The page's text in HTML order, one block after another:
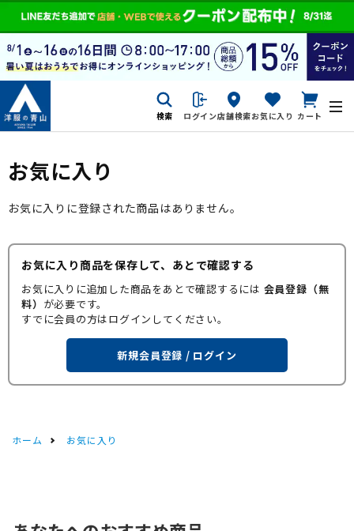
検索 ログイン店舗検索お気に入り カート
お気に入り
お気に入りに登録された商品はありません。
お気に入り商品を保存して、あとで確認する
お気に入りに追加した商品をあとで確認するには 会員登録（無
料） が必要です。
すでに会員の方はログインしてください。
新規会員登録 / ログイン
ホーム お気に入り